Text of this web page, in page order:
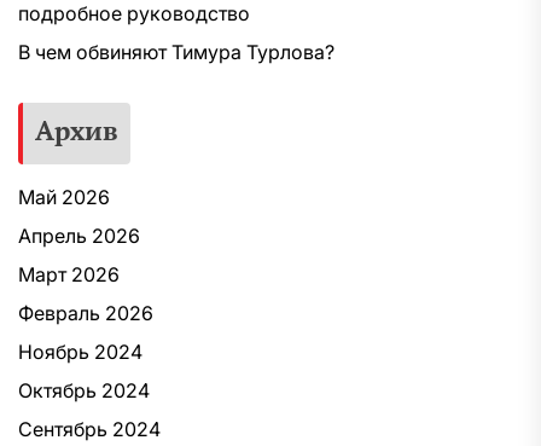
подробное руководство
В чем обвиняют Тимура Турлова?
Архив
Май 2026
Апрель 2026
Март 2026
Февраль 2026
Ноябрь 2024
Октябрь 2024
Сентябрь 2024